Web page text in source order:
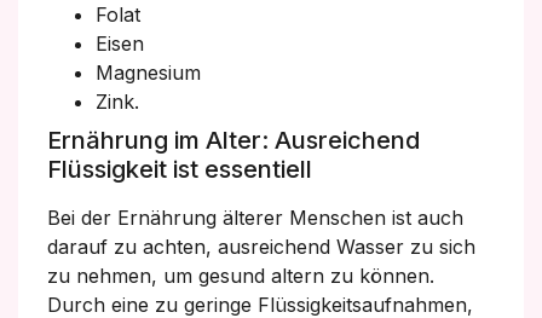
Folat
Eisen
Magnesium
Zink.
Ernährung im Alter: Ausreichend
Flüssigkeit ist essentiell
Bei der Ernährung älterer Menschen ist auch
darauf zu achten, ausreichend Wasser zu sich
zu nehmen, um gesund altern zu können.
Durch eine zu geringe Flüssigkeitsaufnahmen,